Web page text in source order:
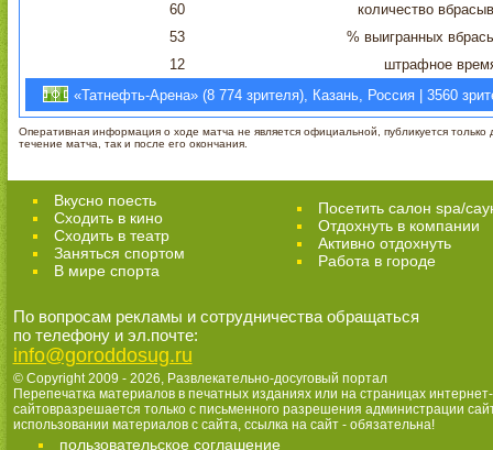
60
количество
53
% выигранных
12
штрафное
«Татнефть-Арена» (8 774 зрителя), Казань, Россия | 3560
Оперативная информация о ходе матча не является официальной, публикуется только
течение матча, так и после его окончания.
Вкусно поесть
Сходить в кино
Cходить в театр
Заняться спортом
В мире спорта
Посетить салон spa/
Отдохнуть в компании
Активно отдохнуть
Работа в городе
По вопросам рекламы и сотрудничества обращаться
по телефону и эл.почте:
info@goroddosug.ru
© Copyright 2009 - 2026, Развлекательно-досуговый портал
Перепечатка материалов в печатных изданиях или на страницах интернет-
сайтовразрешается только с письменного разрешения администрации
использовании материалов с сайта, ссылка на сайт - обязательна!
пользовательское соглашение